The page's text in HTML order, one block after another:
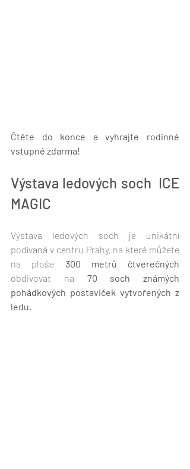
Čtěte do konce a vyhrajte rodinné
vstupné zdarma!
Výstava ledových soch  ICE
MAGIC
Výstava ledových soch je unikátní
podívaná v centru Prahy, na které můžete
na ploše 300 metrů čtverečných
obdivovat na 70 soch známých
pohádkových postaviček vytvořených z
ledu.